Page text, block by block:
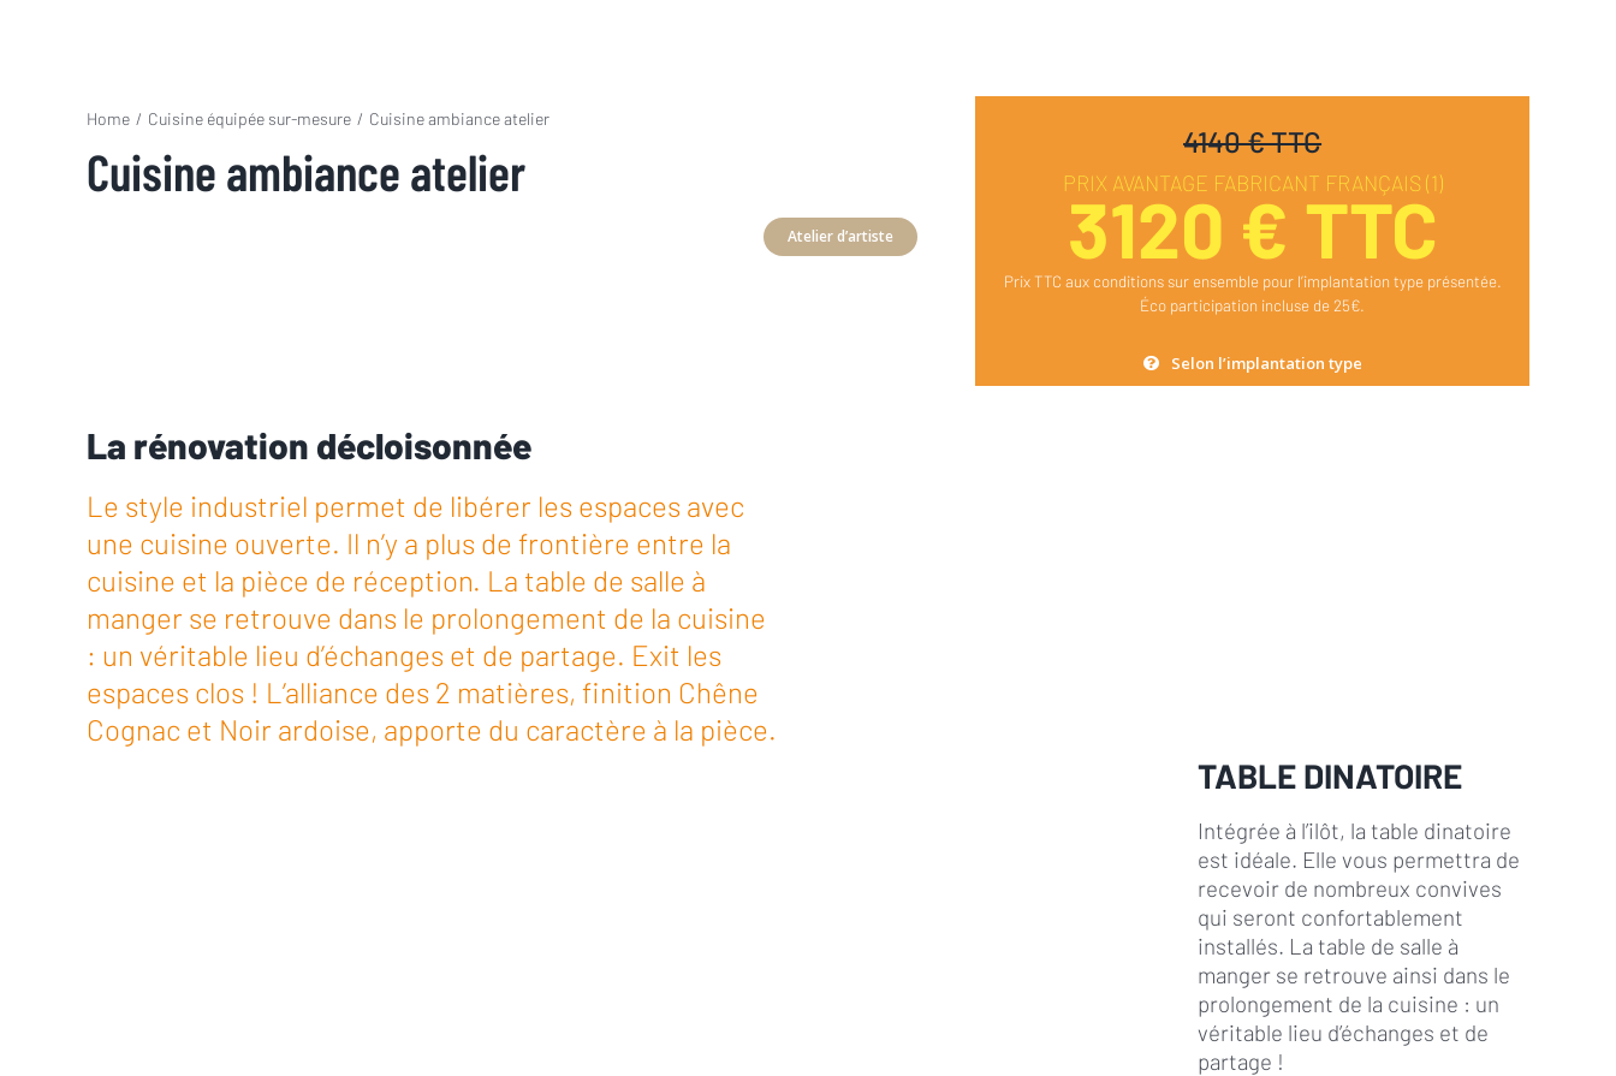
Home / Cuisine équipée sur-mesure / Cuisine ambiance atelier
Cuisine ambiance atelier
Atelier d’artiste
4140 € TTC
PRIX AVANTAGE FABRICANT FRANÇAIS (1)
3120 € TTC
Prix TTC aux conditions sur ensemble pour l’implantation type présentée.
Éco participation incluse de 25€.
Selon l’implantation type
La rénovation décloisonnée
Le style industriel permet de libérer les espaces avec
une cuisine ouverte. Il n’y a plus de frontière entre la
cuisine et la pièce de réception. La table de salle à
manger se retrouve dans le prolongement de la cuisine
: un véritable lieu d’échanges et de partage. Exit les
espaces clos ! L’alliance des 2 matières, finition Chêne
Cognac et Noir ardoise, apporte du caractère à la pièce.
TABLE DINATOIRE
Intégrée à l’ilôt, la table dinatoire
est idéale. Elle vous permettra de
recevoir de nombreux convives
qui seront confortablement
installés. La table de salle à
manger se retrouve ainsi dans le
prolongement de la cuisine : un
véritable lieu d’échanges et de
partage !